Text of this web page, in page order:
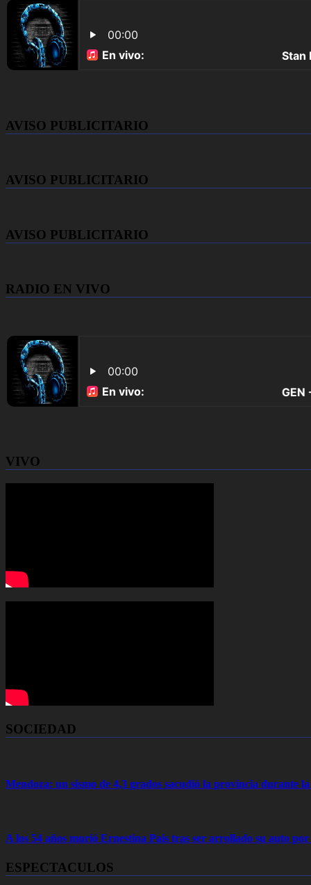
AVISO PUBLICITARIO
AVISO PUBLICITARIO
AVISO PUBLICITARIO
RADIO EN VIVO
VIVO
SOCIEDAD
Mendoza: un sismo de 4,3 grados sacudió la provincia durante
A los 54 años murió Ernestina Pais tras ser arrollado su auto
ESPECTACULOS